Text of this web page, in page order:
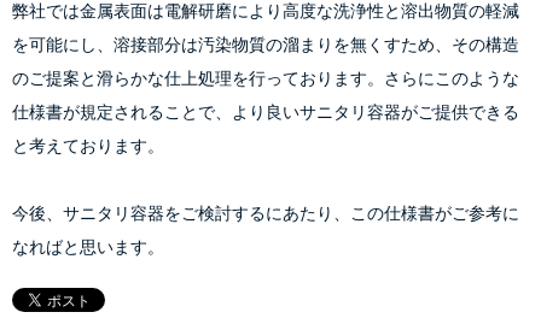
弊社では金属表面は電解研磨により高度な洗浄性と溶出物質の軽減
を可能にし、溶接部分は汚染物質の溜まりを無くすため、その構造
のご提案と滑らかな仕上処理を行っております。さらにこのような
仕様書が規定されることで、より良いサニタリ容器がご提供できる
と考えております。
今後、サニタリ容器をご検討するにあたり、この仕様書がご参考に
なればと思います。